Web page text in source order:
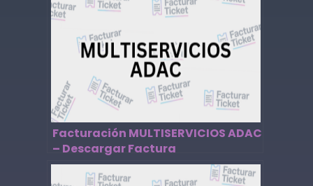
Facturación MULTISERVICIOS ADAC
– Descargar Factura